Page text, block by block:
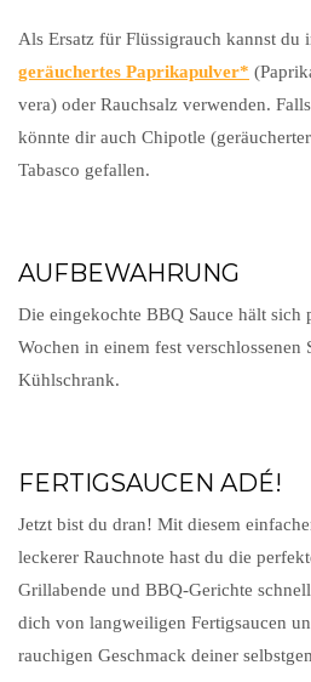
Als Ersatz für Flüssigrauch kannst du
geräuchertes Paprikapulver
vera) oder Rauchsalz verwenden.
könnte dir auch Chipotle
Tabasco gefallen.
AUFBEWAHRUNG
Die eingekochte BBQ Sauce hält sich
Wochen in einem fest verschlossenen
Kühlschrank.
FERTIGSAUCEN ADÉ!
Jetzt bist du dran! Mit diesem
leckerer Rauchnote hast du die
Grillabende und BBQ-Gerichte
dich von langweiligen Fertigsaucen
rauchigen Geschmack deiner